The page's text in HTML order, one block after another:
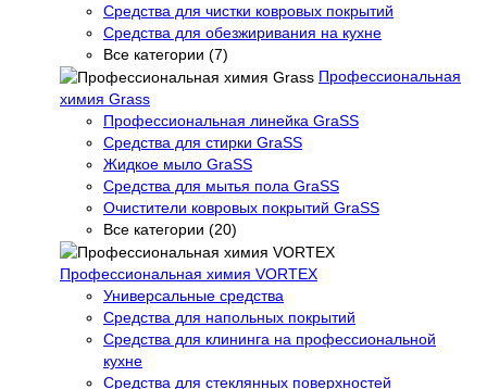
Средства для чистки ковровых покрытий
Средства для обезжиривания на кухне
Все категории (7)
Профессиональная
химия Grass
Профессиональная линейка GraSS
Средства для стирки GraSS
Жидкое мыло GraSS
Средства для мытья пола GraSS
Очистители ковровых покрытий GraSS
Все категории (20)
Профессиональная химия VORTEX
Универсальные средства
Средства для напольных покрытий
Средства для клининга на профессиональной
кухне
Средства для стеклянных поверхностей